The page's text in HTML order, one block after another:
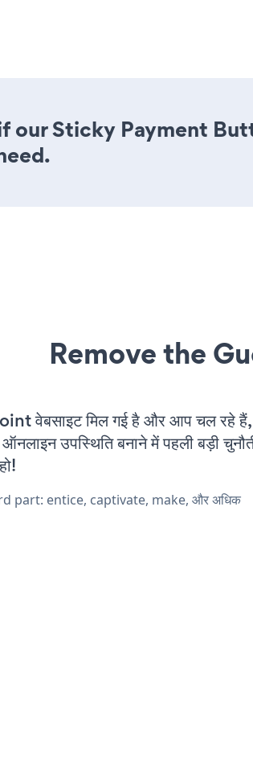
our Sticky Payment
Remove the
वेबसाइट मिल गई है और आप चल रहे हैं,
उपस्थिति बनाने में पहली बड़ी
part: entice, captivate, make, और अधिक